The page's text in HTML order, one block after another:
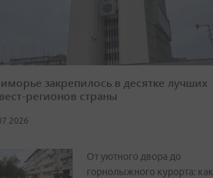
закрепилось в десятке лучших
регионов страны
От уютного двора до
горнолыжного курорта: как